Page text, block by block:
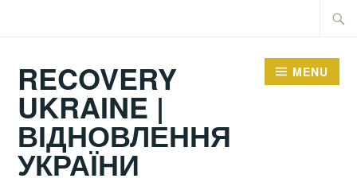
RECOVERY
UKRAINE |
ВІДНОВЛЕННЯ
УКРАЇНИ
MENU